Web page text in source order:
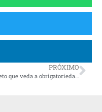
PRÓXIMO
Projeto que veda a obrigatoriedade do passaporte da vacina avança na Assembleia